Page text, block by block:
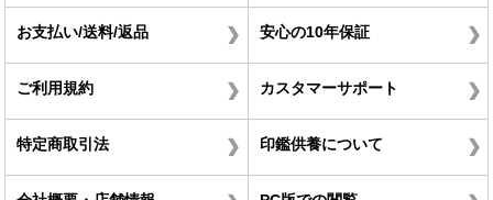
お支払い/送料/返品 安心の10年保証
ご利用規約 カスタマーサポート
特定商取引法 印鑑供養について